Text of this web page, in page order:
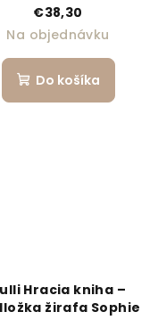
€38,30
Na objednávku
Do košíka
Hracia kniha –
žirafa Sophie